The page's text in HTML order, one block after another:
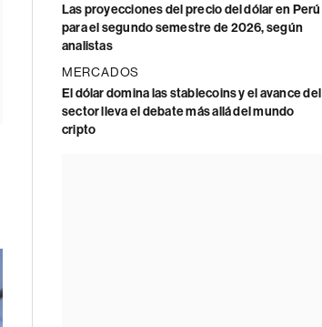
Las proyecciones del precio del dólar en Perú
para el segundo semestre de 2026, según
analistas
MERCADOS
El dólar domina las stablecoins y el avance del
sector lleva el debate más allá del mundo
cripto